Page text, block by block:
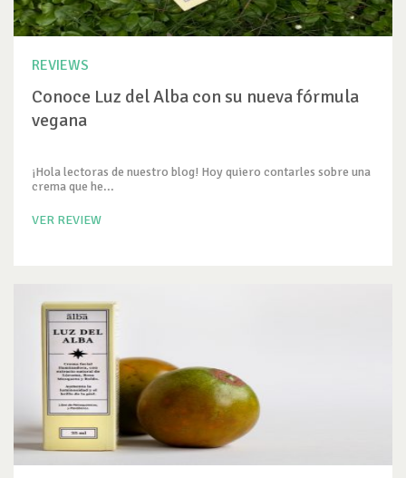
REVIEWS
Conoce Luz del Alba con su nueva fórmula
vegana
¡Hola lectoras de nuestro blog! Hoy quiero contarles sobre una
crema que he...
VER REVIEW